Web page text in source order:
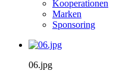
Kooperationen
Marken
Sponsoring
06.jpg